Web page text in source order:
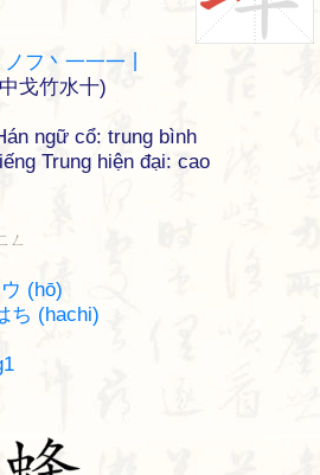
フ丶一一一丨
戈竹水十)
ngữ cổ: trung bình
Trung hiện đại: cao
ㄥ
(hō)
ち (hachi)